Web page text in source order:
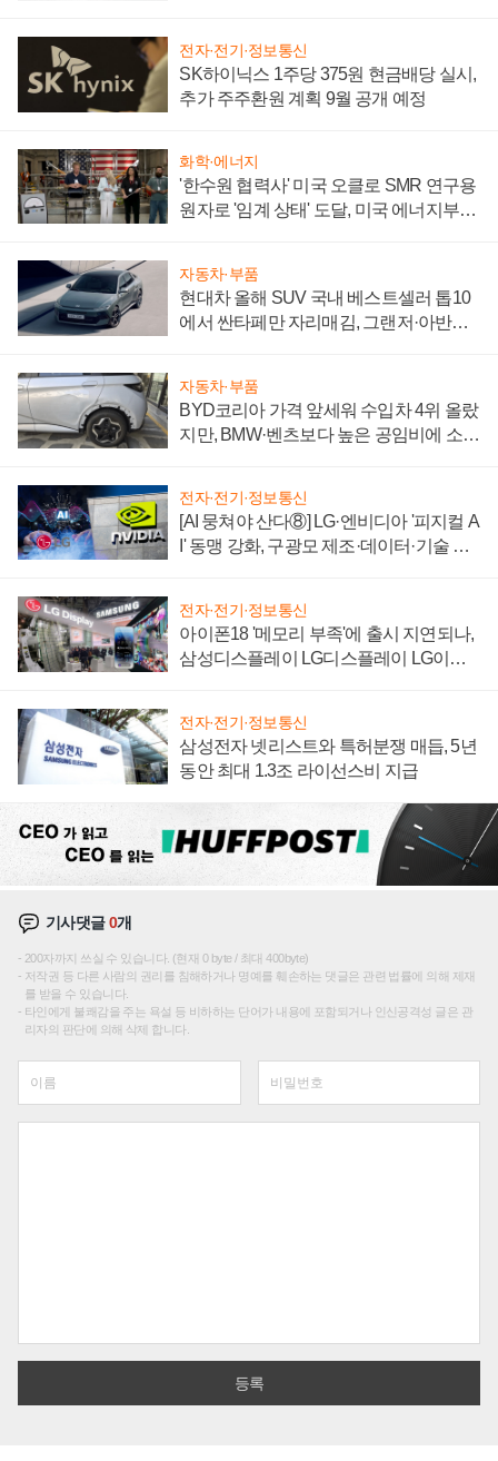
전자·전기·정보통신
SK하이닉스 1주당 375원 현금배당 실시,
추가 주주환원 계획 9월 공개 예정
화학·에너지
'한수원 협력사' 미국 오클로 SMR 연구용
원자로 '임계 상태' 도달, 미국 에너지부
자동차·부품
현대차 올해 SUV 국내 베스트셀러 톱10
에서 싼타페만 자리매김, 그랜저·아반떼
자동차·부품
BYD코리아 가격 앞세워 수입차 4위 올랐
지만, BMW·벤츠보다 높은 공임비에 소비
전자·전기·정보통신
[AI 뭉쳐야 산다⑧] LG·엔비디아 '피지컬 A
I' 동맹 강화, 구광모 제조·데이터·기술 결
전자·전기·정보통신
아이폰18 '메모리 부족'에 출시 지연되나,
삼성디스플레이 LG디스플레이 LG이노
전자·전기·정보통신
삼성전자 넷리스트와 특허분쟁 매듭, 5년
동안 최대 1.3조 라이선스비 지급
기사댓글0개
200자까지 쓰실 수 있습니다. (현재 0 byte / 최대 400byte)
저작권 등 다른 사람의 권리를 침해하거나 명예를 훼손하는 댓글은 관련 법률에 의해 제재
를 받을 수 있습니다.
타인에게 불쾌감을 주는 욕설 등 비하하는 단어가 내용에 포함되거나 인신공격성 글은 관
리자의 판단에 의해 삭제 합니다.